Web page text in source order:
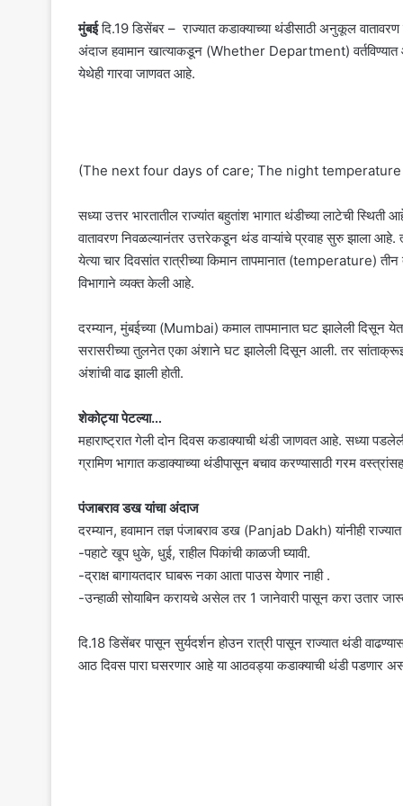
मुंबईदि.19 डिसेंबर – राज्यात कडाक्याच्या थंडीसाठी अनुकूल वातावरण
अंदाज हवामान खात्याकडून (Whether Department) वर्तविण्यात
येथेही गारवा जाणवत आहे.
(The next four days of care; The night
सध्या उत्तर भारतातील राज्यांत बहुतांश भागात थंडीच्या लाटेची
वातावरण निवळल्यानंतर उत्तरेकडून थंड वाऱ्यांचे प्रवाह सुरु झाला आहे.
येत्या चार दिवसांत रात्रीच्या किमान तापमानात (temperature)
विभागाने व्यक्त केली आहे.
दरम्यान, मुंबईच्या (Mumbai) कमाल तापमानात घट झालेली
सरासरीच्या तुलनेत एका अंशाने घट झालेली दिसून आली. तर
अंशांची वाढ झाली होती.
शेकोट्या पेटल्या…
महाराष्ट्रात गेली दोन दिवस कडाक्याची थंडी जाणवत आहे. सध्या
ग्रामिण भागात कडाक्याच्या थंडीपासून बचाव करण्यासाठी गरम
पंजाबराव डख यांचा अंदाज
दरम्यान, हवामान तज्ञ पंजाबराव डख (Panjab Dakh) यांनीही
-पहाटे खूप धुके, धुई, राहील पिकांची काळजी घ्यावी.
-द्राक्ष बागायतदार घाबरू नका आता पाउस येणार नाही .
-उन्हाळी सोयाबिन करायचे असेल तर 1 जानेवारी पासून करा उतार
दि.18 डिसेंबर पासून सुर्यदर्शन होउन रात्री पासून राज्यात थंडी
आठ दिवस पारा घसरणार आहे या आठवड्या कडाक्याची थंडी पडणार